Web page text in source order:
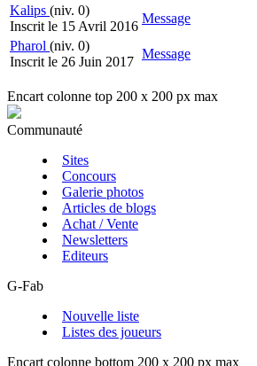
Kalips (niv. 0)
Inscrit le 15 Avril 2016
Message
Pharol (niv. 0)
Inscrit le 26 Juin 2017
Message
Encart colonne top 200 x 200 px max
Communauté
Sites
Concours
Galerie photos
Articles de blogs
Achat / Vente
Newsletters
Editeurs
G-Fab
Nouvelle liste
Listes des joueurs
Encart colonne bottom 200 x 200 px max